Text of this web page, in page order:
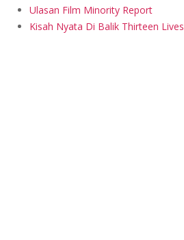
Ulasan Film Minority Report
Kisah Nyata Di Balik Thirteen Lives